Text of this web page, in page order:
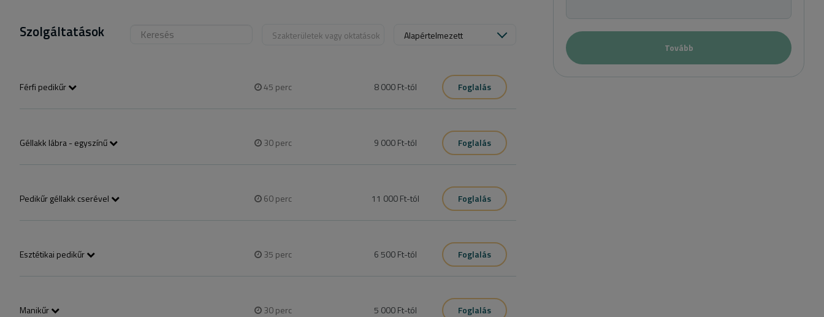
Szolgáltatások Szakterületek vagy oktatások Alapértelmezett
Férfi pedikűr 45 perc 8 000 Ft-tól
Foglalás
Géllakk lábra - egyszínű 30perc 9 000 Ft-tól
Foglalás
Pedikűr géllakk cserével 60perc 11 000 Ft-tól
Foglalás
Esztétikai pedikűr
35 perc 6 500 Ft-tól
Foglalás
Manikűr
30perc 5 000 Ft-tól Foglalás
Tovább